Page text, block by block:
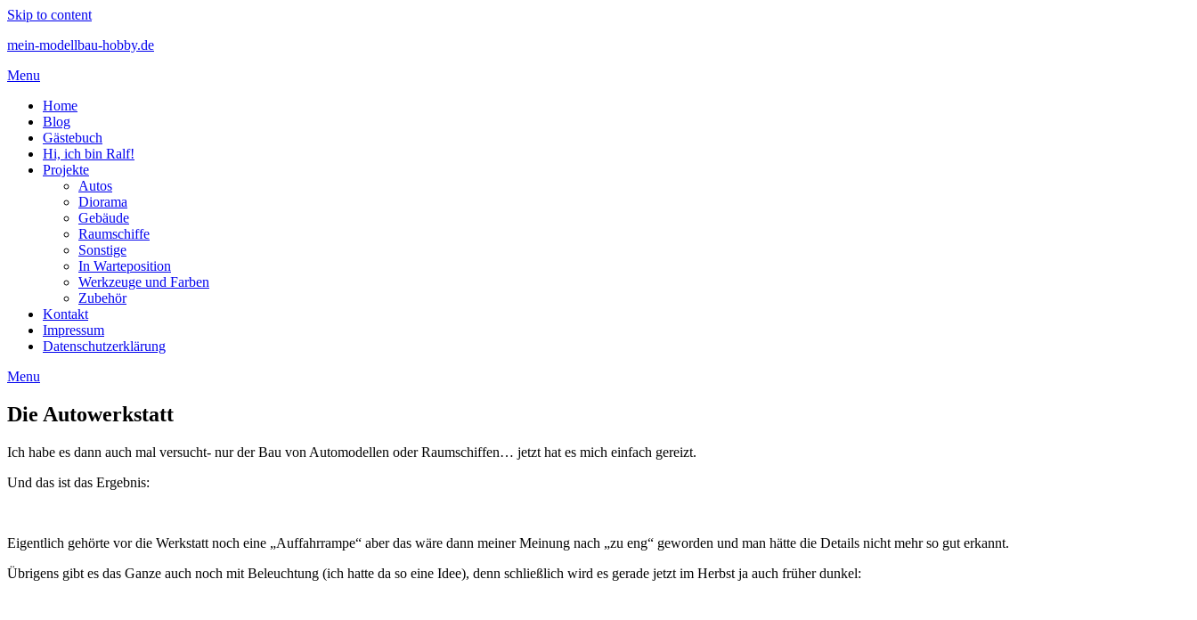
Skip to content
mein-modellbau-hobby.de
Menu
Home
Blog
Gästebuch
Hi, ich bin Ralf!
Projekte
Autos
Diorama
Gebäude
Raumschiffe
Sonstige
In Warteposition
Werkzeuge und Farben
Zubehör
Kontakt
Impressum
Datenschutzerklärung
Menu
Die Autowerkstatt
Ich habe es dann auch mal versucht- nur der Bau von Automodellen oder Raumschiffen… jetzt hat es mich einfach gereizt.
Und das ist das Ergebnis:
Eigentlich gehörte vor die Werkstatt noch eine „Auffahrrampe“ aber das wäre dann meiner Meinung nach „zu eng“ geworden und man hätte die Details nicht mehr so gut erkannt.
Übrigens gibt es das Ganze auch noch mit Beleuchtung (ich hatte da so eine Idee), denn schließlich wird es gerade jetzt im Herbst ja auch früher dunkel: